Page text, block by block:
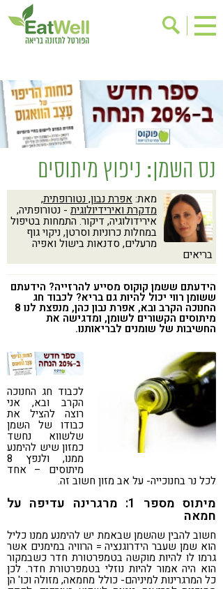
בישול בריא
אינדקס עסקים
ריפוי ומניעת מחלות
בריאות האישה
מתכוני בריאות
אירועים
שינוי תזונתי
גישות בתזונה
דיאטה
ניקוי רעלים
מזונות על
ילדים
תזונה וספורט
הפרעות קשב & ריכוז
אכילה רגשית
רגישות לגלוטן
טעים להכיר
קורונה
טבעונות
נס השמן: ניפוץ מיתוסים
מאת: אפרת נבון, נטורופתית,
מדקרת ואירידיולוגית - נטורופתיה,
אירידולוגיה, דיקור. התמחות בטיפול
במחלות כרוניות וסרטן, ניקוי גוף
מרעלים, סדנאות בישול ואפיה
בריאים
הידעתם ששמן קוקוס מסייע להרזייה? הידעתם
ששומן רווי יכול להיות גם בריא? לכבוד חג
החנוכה הקרב ובא, אפרת נבון כהן, מנפצת לנו 8
מיתוסים הקשורים לשומן, ומדגישה את
החשיבות של שומנים לבריאותנו.
לכבוד חג החנוכה
הקרב ובא, אני
רוצה להציל את
כבודו של השמן
שלשווא נחשד
כמזון שיש להימנע
ממנו, ולנפץ 8
מיתוסים – אחד
לכל נר בחנוכייה- על אב מזון חשוב זה.
מיתוס מספר 1: מרגרינה עדיפה על
חמאה
חשוב להבין שהשמן שבאמת יש להימנע ממנו כליל
הוא שמן שעבר הידרוגנציה = הרוויה במימנים אשר
גרמו לו להיות מוקשה בטמפרטורת חדר כשבמקור
הוא היה אמור להיות נוזלי בטמפרטורת חדר. לכן
כל המרגרינות למיניהם- כולל מחמאה, מזולה וכו' הן